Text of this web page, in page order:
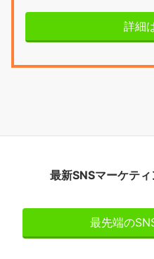
詳細
最新SNSマーケテ
最先端の